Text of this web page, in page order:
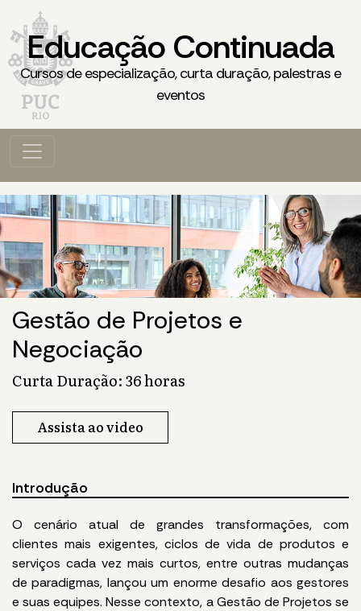
Educação Continuada
Cursos de especialização, curta duração, palestras e
eventos
Gestão de Projetos e
Negociação
Curta Duração: 36 horas
Assista ao video
Introdução
O cenário atual de grandes transformações, com
clientes mais exigentes, ciclos de vida de produtos e
serviços cada vez mais curtos, entre outras mudanças
de paradigmas, lançou um enorme desafio aos gestores
e suas equipes. Nesse contexto, a Gestão de Projetos se